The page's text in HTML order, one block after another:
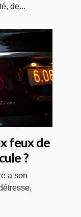
de...
feux de
?
a son